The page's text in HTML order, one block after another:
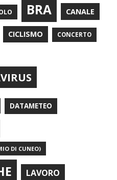
BRA CANALE
CICLISMO CONCERTO
DATAMETEO
DI CUNEO)
LAVORO